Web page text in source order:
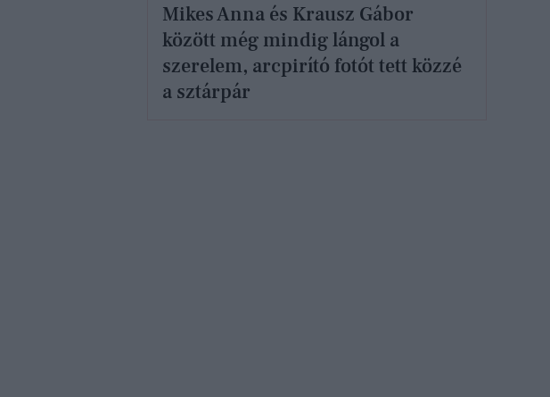
Mikes Anna és Krausz Gábor
között még mindig lángol a
szerelem, arcpirító fotót tett közzé
a sztárpár